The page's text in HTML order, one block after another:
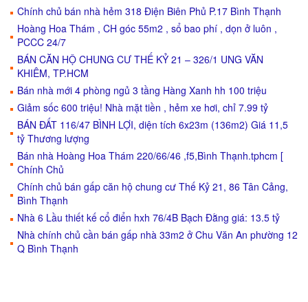
Chính chủ bán nhà hẻm 318 Điện Biên Phủ P.17 Bình Thạnh
Hoàng Hoa Thám , CH góc 55m2 , sổ bao phí , dọn ở luôn ,
PCCC 24/7
BÁN CĂN HỘ CHUNG CƯ THẾ KỶ 21 – 326/1 UNG VĂN
KHIÊM, TP.HCM
Bán nhà mới 4 phòng ngủ 3 tầng Hàng Xanh hh 100 triệu
Giảm sốc 600 triệu! Nhà mặt tiền , hẻm xe hơi, chỉ 7.99 tỷ
BÁN ĐẤT 116/47 BÌNH LỢI, diện tích 6x23m (136m2) Giá 11,5
tỷ Thương lượng
Bán nhà Hoàng Hoa Thám 220/66/46 ,f5,Bình Thạnh.tphcm [
Chính Chủ
Chính chủ bán gấp căn hộ chung cư Thế Kỷ 21, 86 Tân Cảng,
Bình Thạnh
Nhà 6 Lầu thiết kế cổ điển hxh 76/4B Bạch Đằng giá: 13.5 tỷ
Nhà chính chủ cần bán gấp nhà 33m2 ở Chu Văn An phường 12
Q Bình Thạnh